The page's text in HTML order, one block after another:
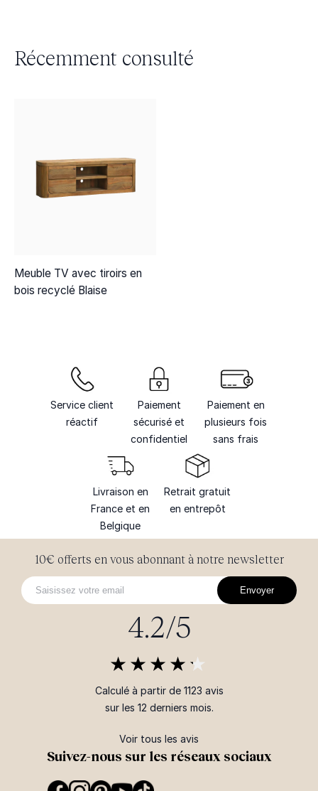
Récemment consulté
Meuble TV avec tiroirs en
bois recyclé Blaise
Service client
réactif
Paiement
sécurisé et
confidentiel
Paiement en
plusieurs fois
sans frais
Livraison en
France et en
Belgique
Retrait gratuit
en entrepôt
Suivez-nous sur les réseaux sociaux
10€ offerts en vous abonnant à notre newsletter
Envoyer
4.2/5
Calculé à partir de 1123 avis
sur les 12 derniers mois.
Voir tous les avis